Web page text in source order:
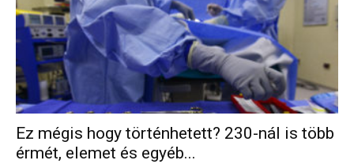
Ez mégis hogy történhetett? 230-nál is több
érmét, elemet és egyéb...